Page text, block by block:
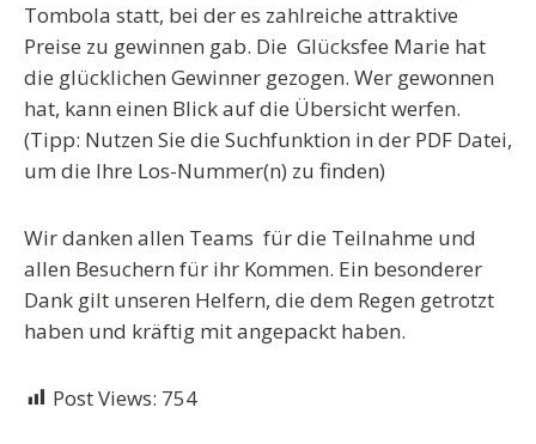
Tombola statt, bei der es zahlreiche attraktive
Preise zu gewinnen gab. Die Glücksfee Marie hat
die glücklichen Gewinner gezogen. Wer gewonnen
hat, kann einen Blick auf die Übersicht werfen.
(Tipp: Nutzen Sie die Suchfunktion in der PDF Datei,
um die Ihre Los-Nummer(n) zu finden)
Wir danken allen Teams für die Teilnahme und
allen Besuchern für ihr Kommen. Ein besonderer
Dank gilt unseren Helfern, die dem Regen getrotzt
haben und kräftig mit angepackt haben.
Post Views: 754